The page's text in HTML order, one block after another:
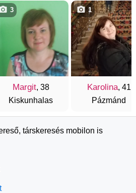
Margit, 38
Kiskunhalas
3
Karolina, 41
Pázmánd
1
társkeresés mobilon is